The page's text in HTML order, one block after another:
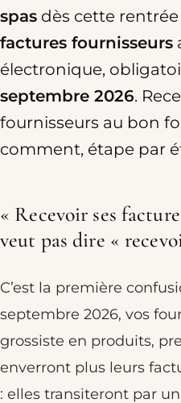
spas dès cette rentrée
factures fournisseurs
électronique,
septembre 2026.
fournisseurs au bon
comment, étape par
« Recevoir ses
veut pas dire «
C’est la première
septembre 2026, vos
grossiste en produits,
enverront plus leurs
: elles transiteront par un